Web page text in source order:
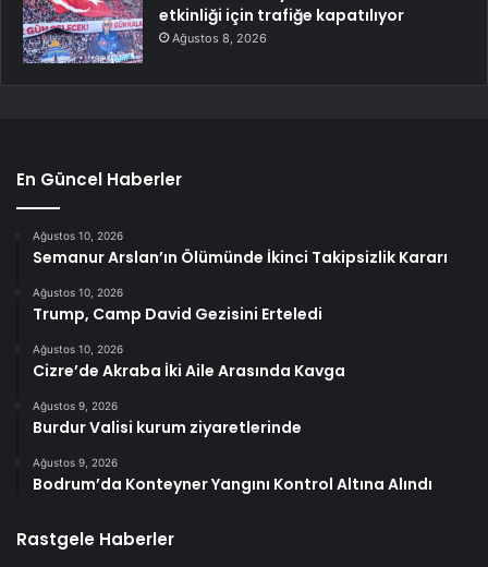
etkinliği için trafiğe kapatılıyor
Ağustos 8, 2026
En Güncel Haberler
Ağustos 10, 2026
Semanur Arslan’ın Ölümünde İkinci Takipsizlik Kararı
Ağustos 10, 2026
Trump, Camp David Gezisini Erteledi
Ağustos 10, 2026
Cizre’de Akraba İki Aile Arasında Kavga
Ağustos 9, 2026
Burdur Valisi kurum ziyaretlerinde
Ağustos 9, 2026
Bodrum’da Konteyner Yangını Kontrol Altına Alındı
Rastgele Haberler